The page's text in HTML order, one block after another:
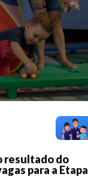
resultado do
para a Etapa